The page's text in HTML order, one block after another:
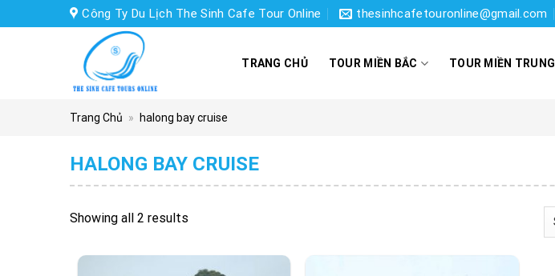
to
Công Ty Du Lịch The Sinh Cafe Tour Online thesinhcafetouronline@gmail.com
TRANG CHỦ TOUR MIỀN BẮC TOUR MIỀN TRUNG
Trang Chủ » halong bay cruise
HALONG BAY CRUISE
Showing all 2 results